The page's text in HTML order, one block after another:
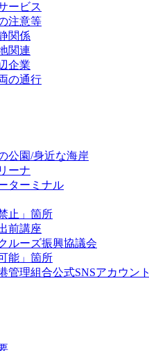
ービス
注意等
関係
関連
企業
の通行
公園/身近な海岸
ーナ
ターミナル
止」箇所
前講座
ルーズ振興協議会
能」箇所
管理組合公式SNSアカウント